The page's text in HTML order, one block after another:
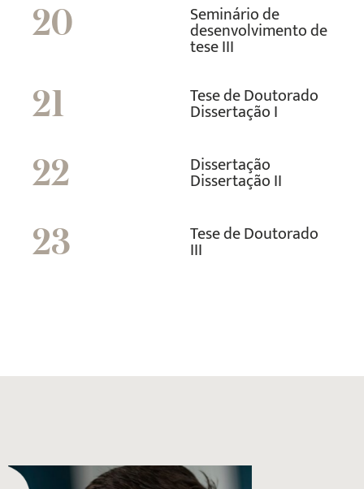
20 Seminário de
desenvolvimento de
tese III
21 Tese de Doutorado
Dissertação I
22 Dissertação
Dissertação II
23 Tese de Doutorado
III